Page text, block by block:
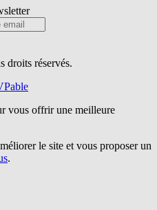
droits réservés.
vous offrir une meilleure
le site et vous proposer un
.